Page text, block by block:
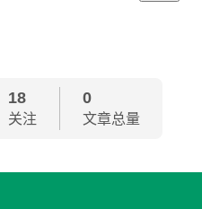
18
关注
0
文章总量